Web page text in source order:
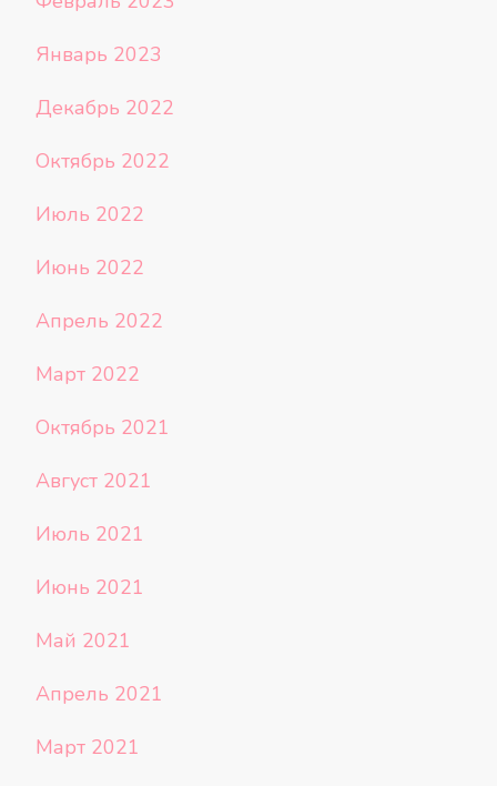
Январь 2023
Декабрь 2022
Октябрь 2022
Июль 2022
Июнь 2022
Апрель 2022
Март 2022
Октябрь 2021
Август 2021
Июль 2021
Июнь 2021
Май 2021
Апрель 2021
Март 2021